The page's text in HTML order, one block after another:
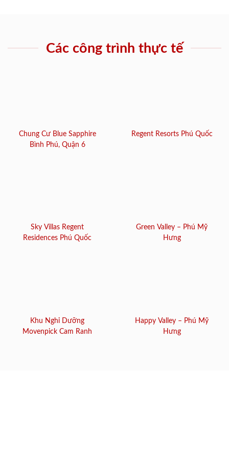
Các công trình thực tế
Chung Cư Blue Sapphire
Bình Phú, Quận 6
Regent Resorts Phú Quốc
Sky Villas Regent
Residences Phú Quốc
Green Valley – Phú Mỹ
Hưng
Khu Nghỉ Dưỡng
Movenpick Cam Ranh
Happy Valley – Phú Mỹ
Hưng